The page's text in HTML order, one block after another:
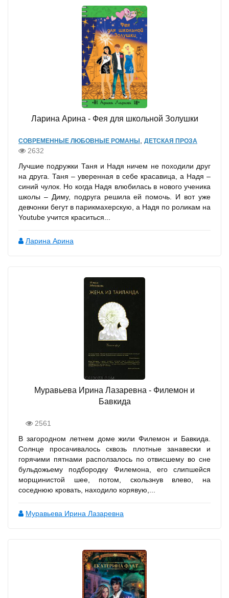
Ларина Арина - Фея для школьной Золушки
СОВРЕМЕННЫЕ ЛЮБОВНЫЕ РОМАНЫ ДЕТСКАЯ ПРОЗА
2632
Лучшие подружки Таня и Надя ничем не походили друг
на друга. Таня – уверенная в себе красавица, а Надя –
синий чулок. Но когда Надя влюбилась в нового ученика
школы – Диму, подруга решила ей помочь. И вот уже
девчонки бегут в парикмахерскую, а Надя по роликам на
Youtube учится краситься...
Ларина Арина
Муравьева Ирина Лазаревна - Филемон и
Бавкида
2561
В загородном летнем доме жили Филемон и Бавкида.
Солнце просачивалось сквозь плотные занавески и
горячими пятнами расползалось по отвисшему во сне
бульдожьему подбородку Филемона, его слипшейся
морщинистой шее, потом, скользнув влево, на
соседнюю кровать, находило корявую,...
Муравьева Ирина Лазаревна